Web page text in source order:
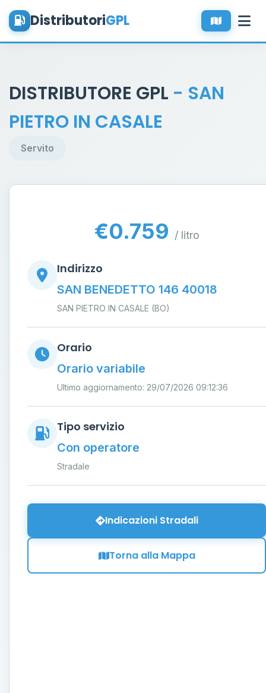
DistributoriGPL
DISTRIBUTORE GPL - SAN
PIETRO IN CASALE
Servito
€0.759 / litro
Indirizzo
SAN BENEDETTO 146 40018
SAN PIETRO IN CASALE (BO)
Orario
Orario variabile
Ultimo aggiornamento: 29/07/2026 09:12:36
Tipo servizio
Con operatore
Stradale
Indicazioni Stradali
Torna alla Mappa